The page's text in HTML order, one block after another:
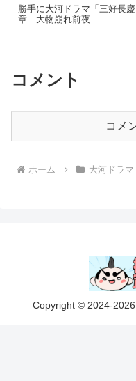
勝手に大河ドラマ「三好長
章 大物崩れ前夜
コメント
コメ
ホーム 大河ドラマ
Copyright © 2024-